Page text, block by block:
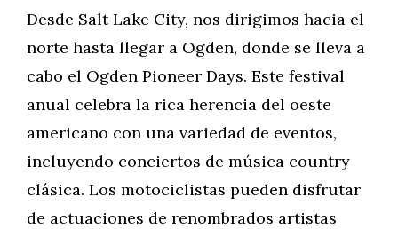
Desde Salt Lake City, nos dirigimos hacia el
norte hasta llegar a Ogden, donde se lleva a
cabo el Ogden Pioneer Days. Este festival
anual celebra la rica herencia del oeste
americano con una variedad de eventos,
incluyendo conciertos de música country
clásica. Los motociclistas pueden disfrutar
de actuaciones de renombrados artistas